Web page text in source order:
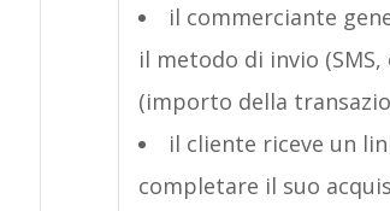
il commerciante
il metodo di invio
(importo della
il cliente riceve un
completare il suo